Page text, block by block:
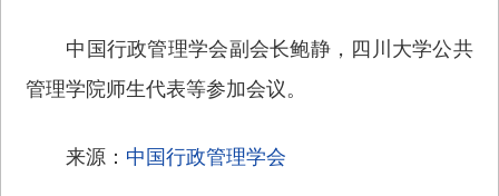
中国行政管理学会副会长鲍静，四川大学公共
管理学院师生代表等参加会议。
来源： 中国行政管理学会